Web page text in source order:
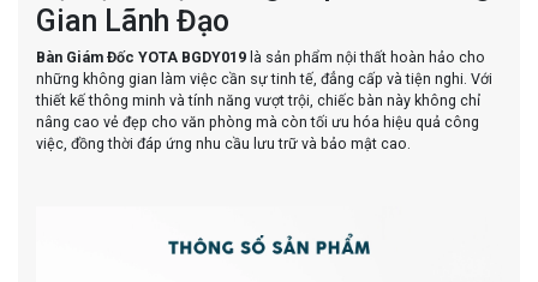
Gian Lãnh Đạo
Bàn Giám Đốc YOTA BGDY019 là sản phẩm nội thất hoàn hảo cho
những không gian làm việc cần sự tinh tế, đẳng cấp và tiện nghi. Với
thiết kế thông minh và tính năng vượt trội, chiếc bàn này không chỉ
nâng cao vẻ đẹp cho văn phòng mà còn tối ưu hóa hiệu quả công
việc, đồng thời đáp ứng nhu cầu lưu trữ và bảo mật cao.